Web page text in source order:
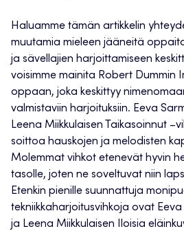
Haluamme tämän artikkelin
muutamia mieleen jääneitä
ja sävellajien harjoittamiseen
voisimme mainita Robert Dummin
oppaan, joka keskittyy
valmistaviin harjoituksiin. Eeva
Leena Miikkulaisen Taikasoinnut
soittoa hauskojen ja melodisten
Molemmat vihkot etenevät hyvin
tasolle, joten ne soveltuvat niin
Etenkin pienille suunnattuja
tekniikkaharjoitusvihkoja ovat
ja Leena Miikkulaisen Iloisia